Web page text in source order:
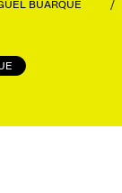
BUARQUE /